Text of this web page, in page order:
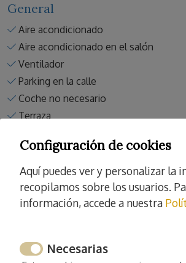
General
Aire acondicionado
Aire acondicionado en el salón
Ventilador
Parking en la calle
Coche no necesario
Terraza
Balcón
Ropa de cama
Baño
Ducha
Toallas
Configuración de cookies
Aquí puedes ver y personalizar la
recopilamos sobre los usuarios.
información, accede a nuestra
Necesarias